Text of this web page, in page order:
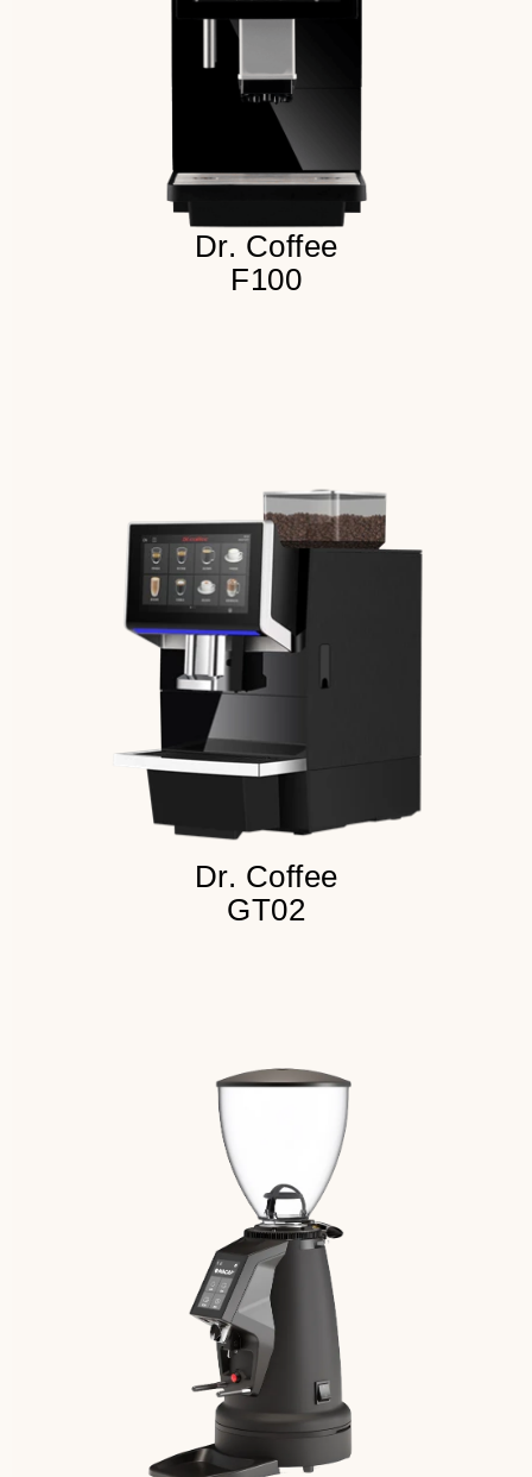
Dr. Coffee
F100
3 бункера для продукта
Детальнее
Dr. Coffee
GT02
30 напитков в меню
до 100 чашек в сутки
1 бункер для продукта
Система плавной регулировки
Активное регулируемое
воздушное охлаждение
Регулируемая металичческая
вилка с антивибрационным
покрытием
Детальнее